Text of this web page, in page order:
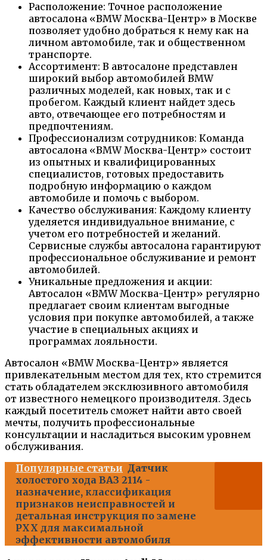
Расположение: Точное расположение
автосалона «BMW Москва-Центр» в Москве
позволяет удобно добраться к нему как на
личном автомобиле, так и общественном
транспорте.
Ассортимент: В автосалоне представлен
широкий выбор автомобилей BMW
различных моделей, как новых, так и с
пробегом. Каждый клиент найдет здесь
авто, отвечающее его потребностям и
предпочтениям.
Профессионализм сотрудников: Команда
автосалона «BMW Москва-Центр» состоит
из опытных и квалифицированных
специалистов, готовых предоставить
подробную информацию о каждом
автомобиле и помочь с выбором.
Качество обслуживания: Каждому клиенту
уделяется индивидуальное внимание, с
учетом его потребностей и желаний.
Сервисные службы автосалона гарантируют
профессиональное обслуживание и ремонт
автомобилей.
Уникальные предложения и акции:
Автосалон «BMW Москва-Центр» регулярно
предлагает своим клиентам выгодные
условия при покупке автомобилей, а также
участие в специальных акциях и
программах лояльности.
Автосалон «BMW Москва-Центр» является
привлекательным местом для тех, кто стремится
стать обладателем эксклюзивного автомобиля
от известного немецкого производителя. Здесь
каждый посетитель сможет найти авто своей
мечты, получить профессиональные
консультации и насладиться высоким уровнем
обслуживания.
Популярные статьи Датчик
холостого хода ВАЗ 2114 -
назначение, классификация
признаков неисправностей и
детальная инструкция по замене
РХХ для максимальной
эффективности автомобиля